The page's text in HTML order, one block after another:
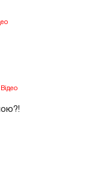
Відео